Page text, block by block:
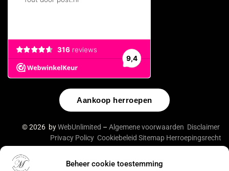
Beheer cookie toestemming
Aankoop herroepen
© 2026 byWebUnlimited – Algemene voorwaarden Disclaimer
Privacy Policy Cookiebeleid Sitemap Herroepingsrecht